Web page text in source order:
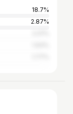
18.7%
2.87%